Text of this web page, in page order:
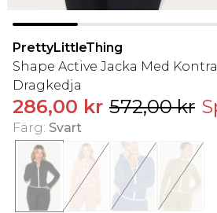
PrettyLittleThing
Shape Active Jacka Med
Dragkedja
286,00 kr 572,00 kr
Färg: Svart